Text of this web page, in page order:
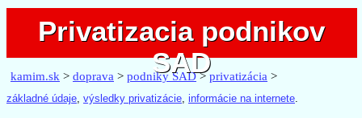
Privatizacia podnikov
SAD
Privatizacia podnikov
SAD
kamim.sk > doprava > podniky SAD>privatizácia >
základné údaje výsledky privatizácie informácie na internete